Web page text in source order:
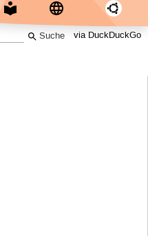
via DuckDuckGo